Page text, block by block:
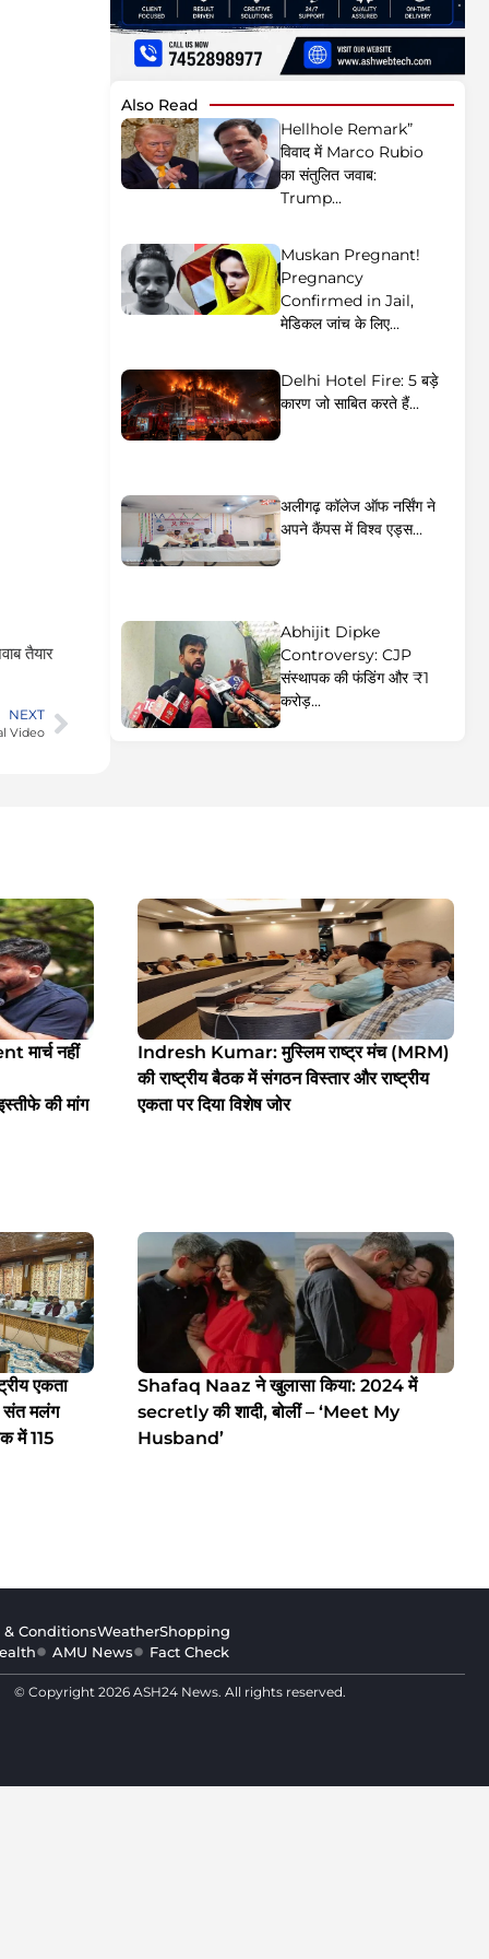
तैयार
NEXT
Video
Also Read
Hellhole Remark”
विवाद में Marco Rubio
का संतुलित जवाब:
Trump...
Muskan Pregnant!
Pregnancy
Confirmed in Jail,
मेडिकल जांच के लिए...
Delhi Hotel Fire: 5 बड़े
कारण जो साबित करते हैं...
अलीगढ़ कॉलेज ऑफ नर्सिंग ने
अपने कैंपस में विश्व एड्स...
Abhijit Dipke
Controversy: CJP
संस्थापक की फंडिंग और ₹1
करोड़...
नहीं
की मांग
Indresh Kumar: मुस्लिम राष्ट्र मंच (MRM)
की राष्ट्रीय बैठक में संगठन विस्तार और राष्ट्रीय
एकता पर दिया विशेष जोर
एकता
संत मलंग
में 115
Shafaq Naaz ने खुलासा किया: 2024 में
secretly की शादी, बोलीं – ‘Meet My
Husband’
& ConditionsWeatherShopping
AMU News Fact Check
© Copyright 2026 ASH24 News. All rights reserved.